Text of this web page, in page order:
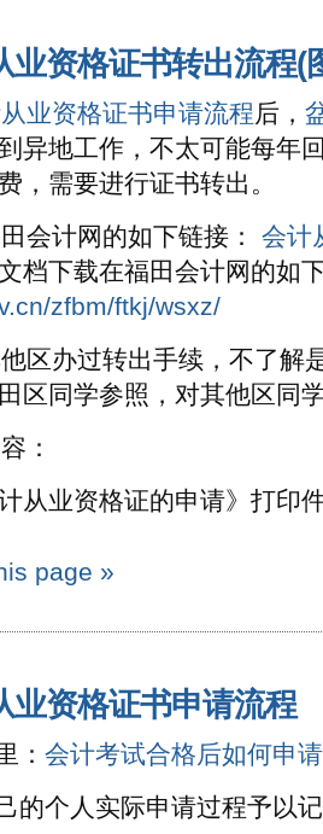
业资格证书转出流程(
业资格证书申请流程后，
异地工作，不太可能每年
，需要进行证书转出。
会计网的如下链接： 会计
文档下载在福田会计网的如
zfbm/ftkj/wsxz/
区办过转出手续，不了解
区同学参照，对其他区同
：
从业资格证的申请》打印
page »
业资格证书申请流程
： 会计考试合格后如何申
的个人实际申请过程予以